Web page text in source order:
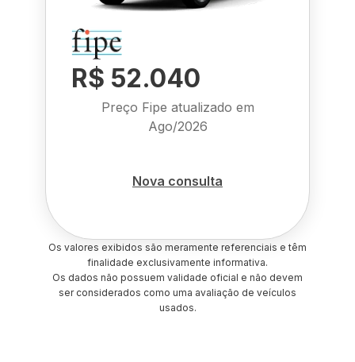
R$ 52.040
Preço Fipe atualizado em
Ago/2026
Nova consulta
Os valores exibidos são meramente referenciais e têm
finalidade exclusivamente informativa.
Os dados não possuem validade oficial e não devem
ser considerados como uma avaliação de veículos
usados.